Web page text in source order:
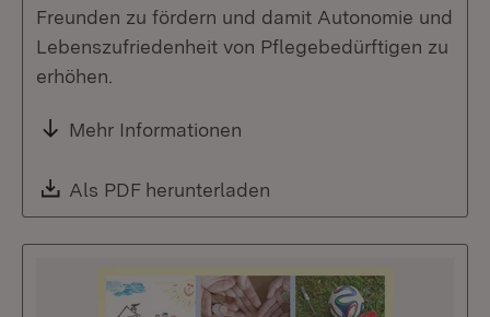
Freunden zu fördern und damit Autonomie und
Lebenszufriedenheit von Pflegebedürftigen zu
erhöhen.
Mehr Informationen
Download:
Als PDF herunterladen